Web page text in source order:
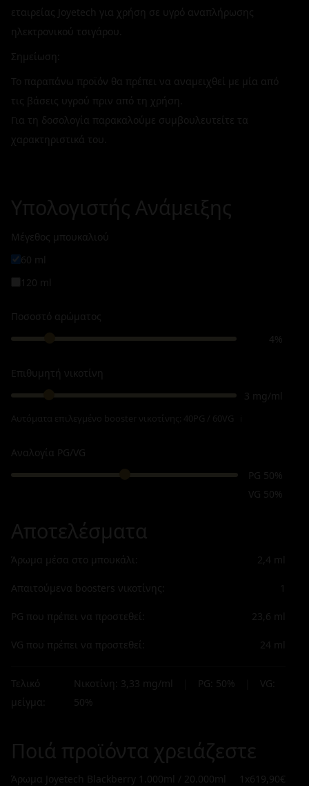
εταιρείας Joyetech για χρήση σε υγρό αναπλήρωσης
ηλεκτρονικού τσιγάρου.
Σημείωση:
Το παραπάνω προϊόν θα πρέπει να αναμειχθεί με μία από
τις βάσεις υγρού πριν από τη χρήση.
Για τη δοσολογία παρακαλούμε συμβουλευτείτε τα
χαρακτηριστικά του.
Υπολογιστής Ανάμειξης
Μέγεθος μπουκαλιού
60 ml
120 ml
Ποσοστό αρώματος
4%
Επιθυμητή νικοτίνη
3 mg/ml
Αναλογία PG/VG
PG 50%
VG 50%
Αποτελέσματα
Άρωμα μέσα στο μπουκάλι: 2,4 ml
Απαιτούμενα boosters νικοτίνης: 1
PG που πρέπει να προστεθεί: 23,6 ml
VG που πρέπει να προστεθεί: 24 ml
Τελικό
μείγμα:
Νικοτίνη: 3,33 mg/ml PG: 50%
VG:
50%
Ποιά προϊόντα χρειάζεστε
Άρωμα Joyetech Blackberry 1.000ml / 20.000ml 1x619,90€